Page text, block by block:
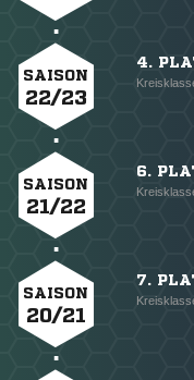
SAISON
22/23
4.
SAISON
21/22
6.
SAISON
20/21
7.